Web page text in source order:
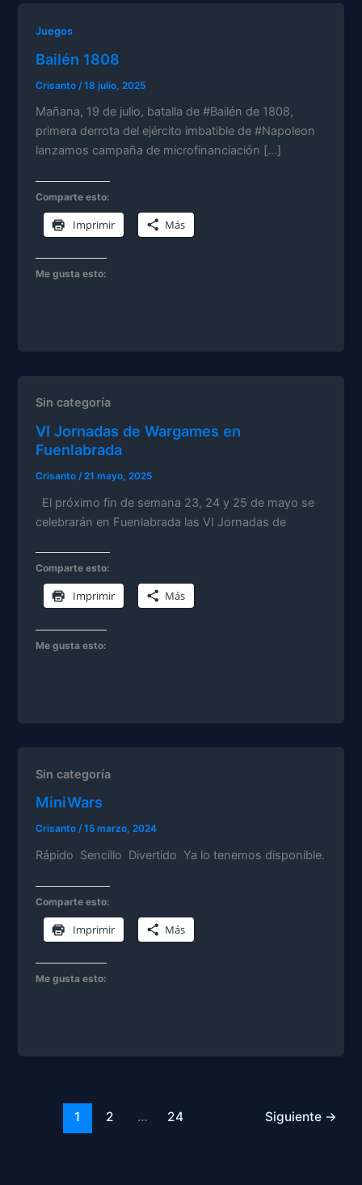
Juegos
Bailén 1808
Crisanto /18 julio, 2025
Mañana, 19 de julio, batalla de #Bailén de 1808,
primera derrota del ejército imbatible de #Napoleon
lanzamos campaña de microfinanciación […]
Comparte esto:
Imprimir Más
Me gusta esto:
Sin categoría
VI Jornadas de Wargames en
Fuenlabrada
Crisanto/21 mayo, 2025
El próximo fin de semana 23, 24 y 25 de mayo se
celebrarán en Fuenlabrada las VI Jornadas de
Comparte esto:
Imprimir Más
Me gusta esto:
Sin categoría
MiniWars
Crisanto/15 marzo, 2024
Rápido Sencillo Divertido Ya lo tenemos disponible.
Comparte esto:
Imprimir Más
Me gusta esto:
1 2 … 24 Siguiente →